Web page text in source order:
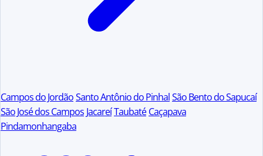
Campos do JordãoSanto Antônio do PinhalSão Bento do Sapucaí
São José dos Campos JacareíTaubaté Caçapava
Pindamonhangaba